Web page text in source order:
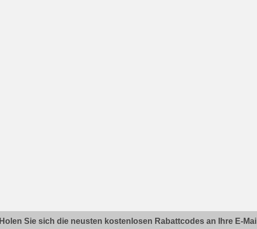
Holen Sie sich die neusten kostenlosen Rabattcodes an Ihre E-